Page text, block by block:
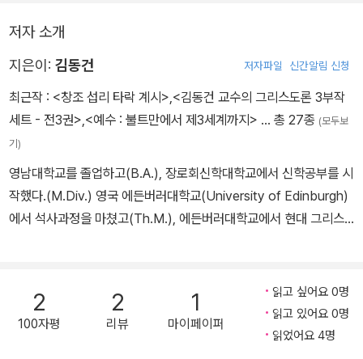
이 아버지는 아무런 인간적인 단점이 없다는 뜻은 전혀 아니다. 물론
아버지께도 여러 인간적인 한계가 있었다. 그러나 나는 나이가 들면
서 아버지의 인간적인 단점을 넘어서는 그의 신앙과 독특한 정신적
세계를 이해하게 되었다. 그리고 아버지의 인격을 구성하는 이런 특
민, 또 이를 이겨 내기 위해 기울인 신앙적 노력들을 노트에 기록했다.
- 들어가는 말 중에서
저자 소개
지은이: 김동건 저자파일 신간알림 신청
최근작 : <창조 섭리 타락 계시>,<김동건 교수의 그리스도론 3부작
세트 - 전3권>,<예수 : 불트만에서 제3세계까지> … 총 27종 (모두보
기)
영남대학교를 졸업하고(B.A.), 장로회신학대학교에서 신학공부를 시
작했다.(M.Div.) 영국 에든버러대학교(University of Edinburgh)
에서 석사과정을 마쳤고(Th.M.), 에든버러대학교에서 현대 그리스
미래, 신앙과 역사 등에 관심을 가지고 있다. 또한 역사 속에서 신학과
교회의 역할이 무엇인지에 대해 고심하며, 한국교회를 새롭게 할 대
안 제시를 평생의 과제로 여긴다. 특히 좋은 제자를 양성해 하나님 나
2
100자평
2
리뷰
1
마이페이퍼
읽고 싶어요 0명
읽고 있어요 0명
읽었어요 4명